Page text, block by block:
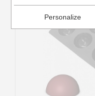
Personalize